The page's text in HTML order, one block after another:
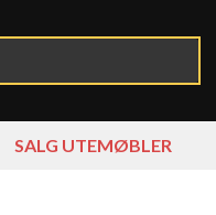
SALG UTEMØBLER